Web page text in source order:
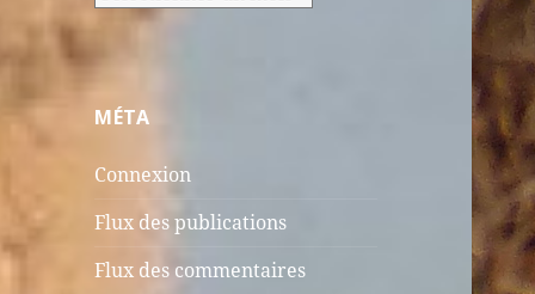
MÉTA
Connexion
Flux des publications
Flux des commentaires